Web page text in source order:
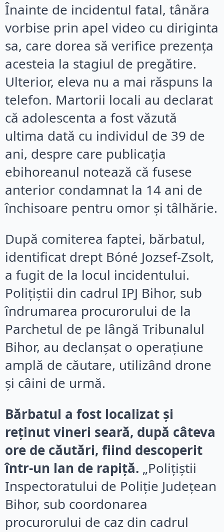
Înainte de incidentul fatal, tânăra
vorbise prin apel video cu diriginta
sa, care dorea să verifice prezența
acesteia la stagiul de pregătire.
Ulterior, eleva nu a mai răspuns la
telefon. Martorii locali au declarat
că adolescenta a fost văzută
ultima dată cu individul de 39 de
ani, despre care publicația
ebihoreanul notează că fusese
anterior condamnat la 14 ani de
închisoare pentru omor și tâlhărie.
După comiterea faptei, bărbatul,
identificat drept Bóné Jozsef-Zsolt,
a fugit de la locul incidentului.
Polițiștii din cadrul IPJ Bihor, sub
îndrumarea procurorului de la
Parchetul de pe lângă Tribunalul
Bihor, au declanșat o operațiune
amplă de căutare, utilizând drone
și câini de urmă.
Bărbatul a fost localizat și
reținut vineri seară, după câteva
ore de căutări, fiind descoperit
într-un lan de rapiță. „Poliţiştii
Inspectoratului de Poliţie Judeţean
Bihor, sub coordonarea
procurorului de caz din cadrul